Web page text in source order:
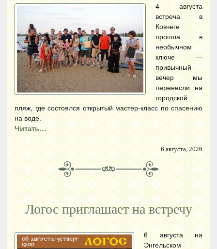
4 августа
встреча в
Ковчеге
прошла в
необычном
ключе —
привычный
вечер мы
перенесли на
городской
пляж, где состоялся открытый мастер-класс по спасению
на воде.
Читать…
6 августа, 2026
Логос приглашает на встречу
6 августа на
Энгельском